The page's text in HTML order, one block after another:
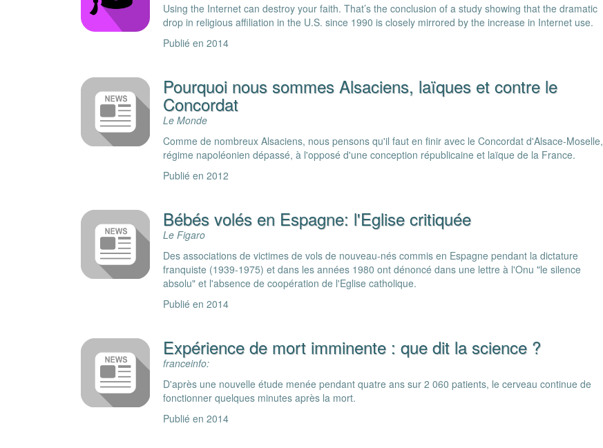
Using the Internet can destroy your faith. That’s the conclusion of a study showing that the dramatic
drop in religious affiliation in the U.S. since 1990 is closely mirrored by the increase in Internet use.
Publié en 2014
Pourquoi nous sommes Alsaciens, laïques et contre le
Concordat
Le Monde
Comme de nombreux Alsaciens, nous pensons qu'il faut en finir avec le Concordat d'Alsace-Moselle,
régime napoléonien dépassé, à l'opposé d'une conception républicaine et laïque de la France.
Publié en 2012
Bébés volés en Espagne: l'Eglise critiquée
Le Figaro
Des associations de victimes de vols de nouveau-nés commis en Espagne pendant la dictature
franquiste (1939-1975) et dans les années 1980 ont dénoncé dans une lettre à l'Onu "le silence
absolu" et l'absence de coopération de l'Eglise catholique.
Publié en 2014
Expérience de mort imminente : que dit la science ?
franceinfo:
D'après une nouvelle étude menée pendant quatre ans sur 2 060 patients, le cerveau continue de
fonctionner quelques minutes après la mort.
Publié en 2014